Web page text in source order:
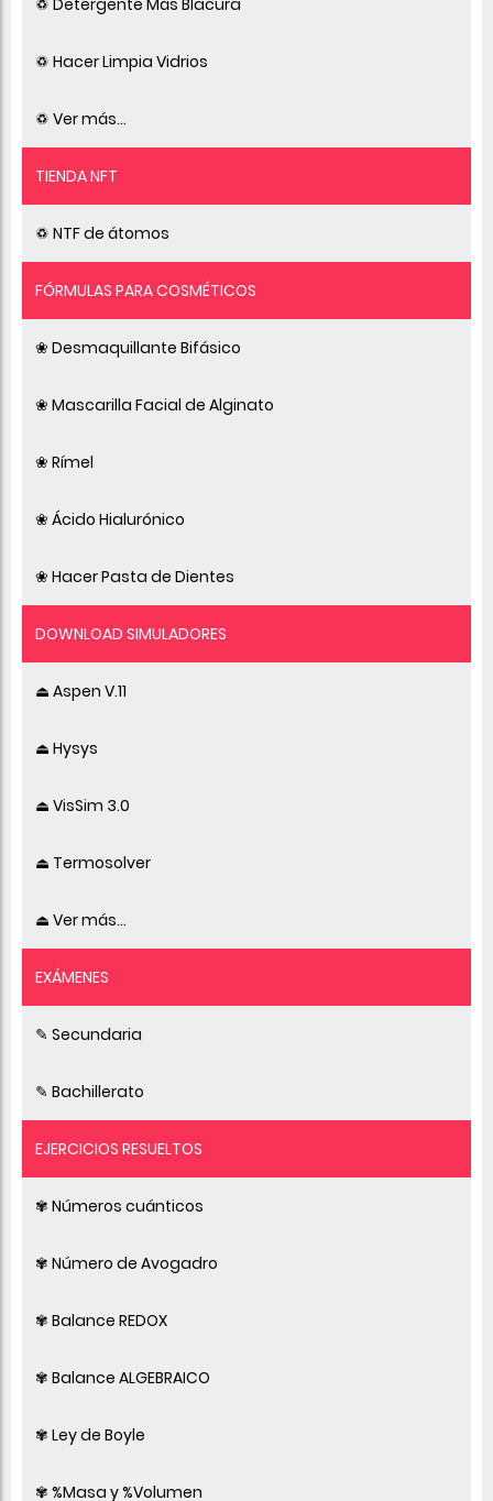
♽ Hacer Limpia Vidrios
♽ Ver más...
TIENDA NFT
♽ NTF de átomos
FÓRMULAS PARA COSMÉTICOS
❀ Desmaquillante Bifásico
❀ Mascarilla Facial de Alginato
❀ Rímel
❀ Ácido Hialurónico
❀ Hacer Pasta de Dientes
DOWNLOAD SIMULADORES
⏏ Aspen V.11
⏏ Hysys
⏏ VisSim 3.0
⏏ Termosolver
⏏ Ver más...
EXÁMENES
✎ Secundaria
✎ Bachillerato
EJERCICIOS RESUELTOS
✾ Números cuánticos
✾ Número de Avogadro
✾ Balance REDOX
✾ Balance ALGEBRAICO
✾ Ley de Boyle
✾ %Masa y %Volumen